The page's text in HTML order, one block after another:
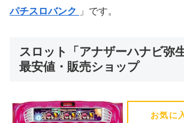
パチスロバンク
」です。
スロット「アナザーハナビ弥
最安値・販売ショップ
お気に